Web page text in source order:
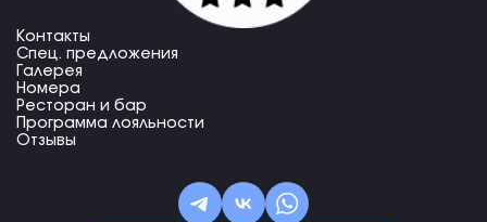
Контакты
Спец. предложения
Галерея
Номера
Ресторан и бар
Программа лояльности
Отзывы